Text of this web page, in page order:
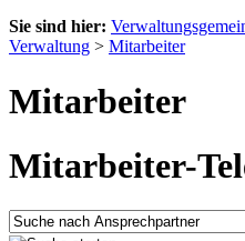
Sie sind hier:
Verwaltung > Mitarbeiter
Mitarbeiter
Mitarbeiter-